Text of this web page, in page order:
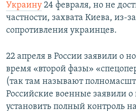
Украину 24 февраля, но не
частности, захвата Киева, из-
сопротивления украинцев.
22 апреля в России заявили о
время «второй фазы»
(так там называют
Российские военные заявили
установить полный контроль